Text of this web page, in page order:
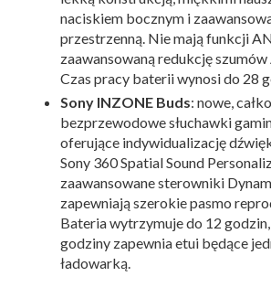
naciskiem bocznym i
przestrzenną. Nie mają funkcji
zaawansowaną redukcję
Czas pracy baterii wynosi do 28
Sony INZONE Buds: nowe,
bezprzewodowe słuchawki
oferujące indywidualizację
Sony 360 Spatial Sound
zaawansowane sterowniki
zapewniają szerokie pasmo
Bateria wytrzymuje do 12
godziny zapewnia etui będące
ładowarką.